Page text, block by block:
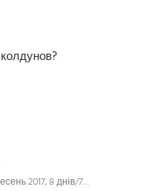
2017, 8 днів/7…